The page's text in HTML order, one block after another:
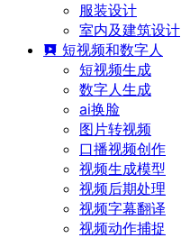
服装设计
室内及建筑设计
短视频和数字人
短视频生成
数字人生成
ai换脸
图片转视频
口播视频创作
视频生成模型
视频后期处理
视频字幕翻译
视频动作捕捉